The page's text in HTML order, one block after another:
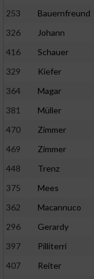
253
Bauernfreund
326
Johann
416
Schauer
329
Kiefer
364
Magar
381
Müller
470
Zimmer
469
Zimmer
448
Trenz
375
Mees
362
Macannuco
296
Gerardy
397
Pilliterri
407
Reiter